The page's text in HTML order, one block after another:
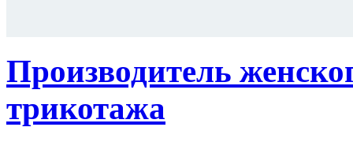
Производитель
трикотажа